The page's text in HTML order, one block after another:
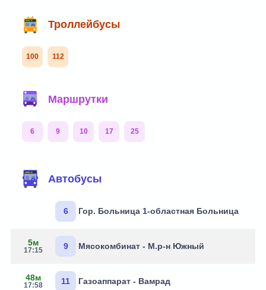
Троллейбусы
100 112
Маршрутки
6 9 10 17 25
Автобусы
6 Гор. Больница 1-областная Больница
5м
17:15 9 Мясокомбинат - М.р-н Южный
48м
17:58 11 Газоаппарат - Вамрад